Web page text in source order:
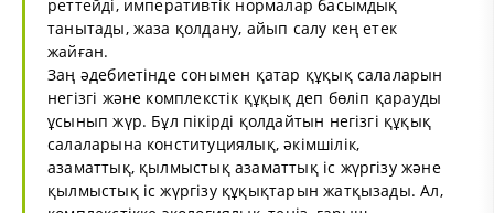
реттейді, императивтік нормалар басымдық
танытады, жаза қолдану, айып салу кең етек
жайған.
Заң әдебиетінде сонымен қатар құқық салаларын
негізгі және комплекстік құқық деп бөліп қарауды
ұсынып жүр. Бұл пікірді қолдайтын негізгі құқық
салаларына конституциялық, әкімшілік,
азаматтық, қылмыстық азаматтық іс жүргізу және
қылмыстық іс жүргізу құқықтарын жатқызады. Ал,